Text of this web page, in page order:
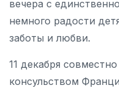
вечера с
немного радости
заботы и любви.
11 декабря
консульством